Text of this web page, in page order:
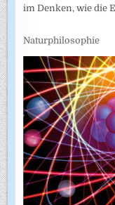
im Denken, wie die
Naturphilosophie